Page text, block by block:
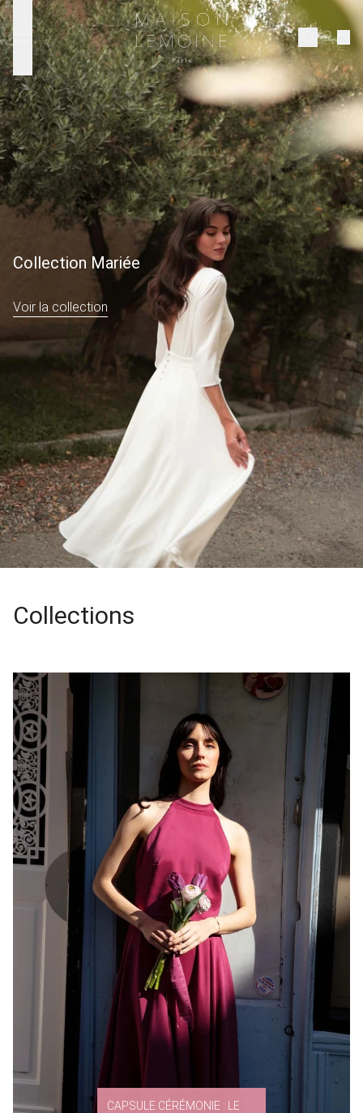
Ignorer et passer au contenu
Eshop
Notre maison
Prenons rendez-vous
ENGLISH
Maison Lemoine
Collection Mariée
Voir la collection
Collections
CAPSULE CÉRÉMONIE : LE